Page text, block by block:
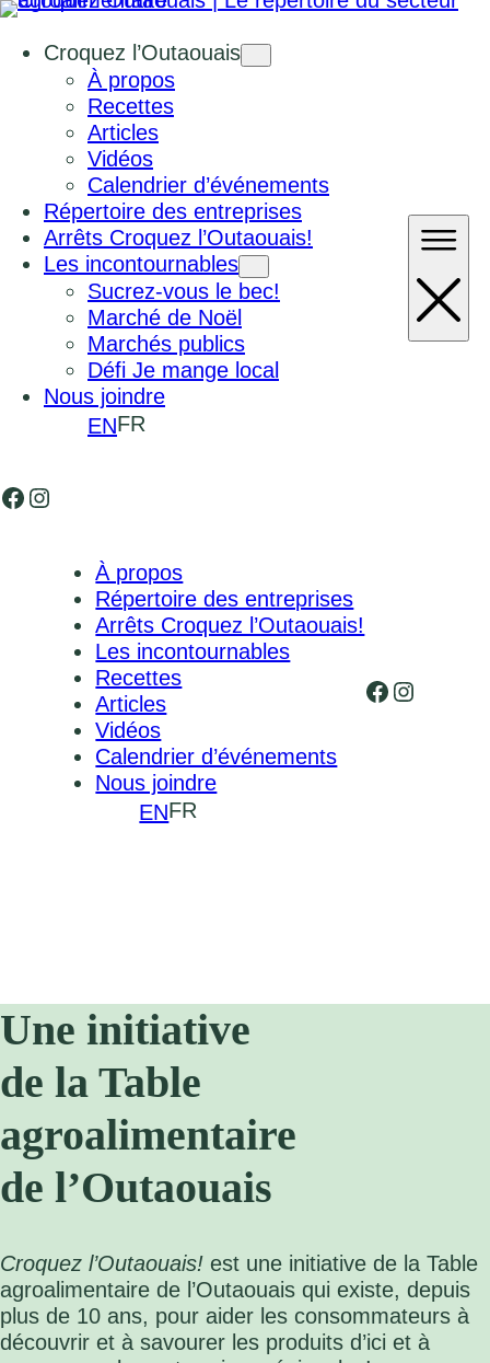
Croquez l’Outaouais
À propos
Recettes
Articles
Vidéos
Calendrier d’événements
Répertoire des entreprises
Arrêts Croquez l’Outaouais!
Les incontournables
Sucrez-vous le bec!
Marché de Noël
Marchés publics
Défi Je mange local
Nous joindre
ENFR
Facebook
Instagram
À propos
Répertoire des entreprises
Arrêts Croquez l’Outaouais!
Les incontournables
Recettes
Articles
Vidéos
Calendrier d’événements
Nous joindre
ENFR
Facebook
Une initiative
de la Table
agroalimentaire
de l’Outaouais
Croquez l’Outaouais! est une initiative de la Table
agroalimentaire de l’Outaouais qui existe, depuis
plus de 10 ans, pour aider les consommateurs à
découvrir et à savourer les produits d’ici et à